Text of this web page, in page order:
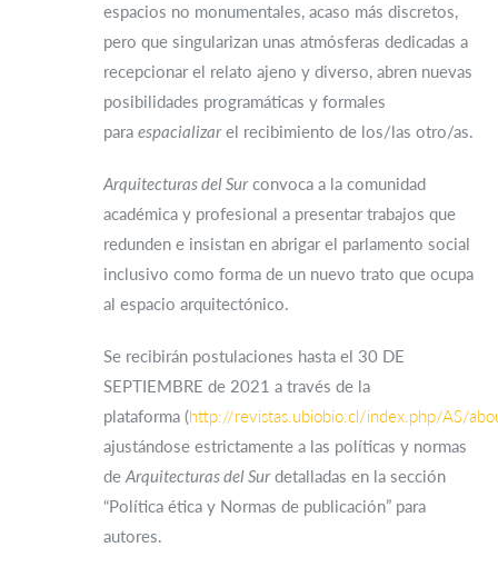
espacios no monumentales, acaso más discretos,
pero que singularizan unas atmósferas dedicadas a
recepcionar el relato ajeno y diverso, abren nuevas
posibilidades programáticas y formales
para espacializarel recibimiento de los/las otro/as.
Arquitecturas del Surconvoca a la comunidad
académica y profesional a presentar trabajos que
redunden e insistan en abrigar el parlamento social
inclusivo como forma de un nuevo trato que ocupa
al espacio arquitectónico.
Se recibirán postulaciones hasta el 30 DE
SEPTIEMBRE de 2021 a través de la
plataforma (http://revistas.ubiobio.cl/index.php/AS/
ajustándose estrictamente a las políticas y normas
de Arquitecturas del Surdetalladas en la sección
“Política ética y Normas de publicación” para
autores.